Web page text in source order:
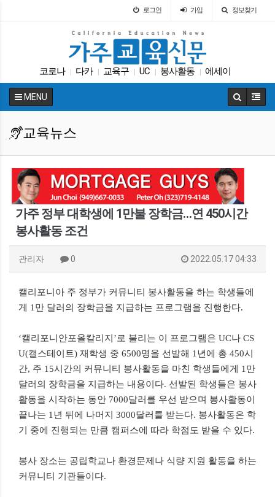
로그인 가입 정보찾기
코로나 다카 교육구 UC 봉사활동 에세이
팝사 매그닛 스쿨 원서 커먼코어
MENU
교육뉴스
가주 정부 대학생에 1만불 장학금…연 450시간
봉사활동 조건
관리자 0 2022.05.17 04:33
캘리포니아 주 정부가 커뮤니티 봉사활동을 하는 학생들에
게 1만 달러의 장학금을 지급하는 프로그램을 진행한다.
‘캘리포니안포올칼리지’로 불리는 이 프로그램은 UC나 CS
U(캘스테이트) 재학생 중 6500명을 선발해 1년에 총 450시
간, 주 15시간의 커뮤니티 봉사활동을 마친 학생들에게 1만
달러의 장학금을 지급하는 내용이다. 선발된 학생들은 봉사
활동을 시작하는 동안 7000달러를 우선 받으며 봉사활동이
끝나는 1년 뒤에 나머지 3000달러를 받는다. 봉사활동은 학
기 중에 진행되는 만큼 캠퍼스에 따라 학점도 받을 수 있다.
봉사 장소는 공립학교나 환경문제나 식량 지원 활동을 하는
커뮤니티 기관들이다.